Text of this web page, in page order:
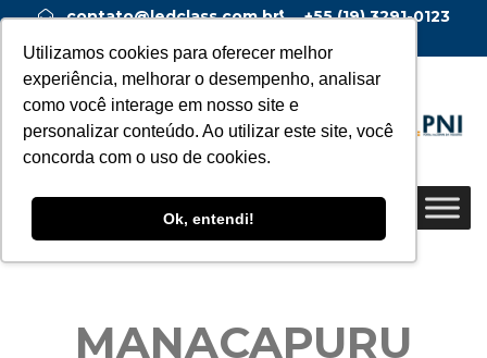
Utilizamos cookies para oferecer melhor
experiência, melhorar o desempenho, analisar
como você interage em nosso site e
personalizar conteúdo. Ao utilizar este site, você
concorda com o uso de cookies.
Ok, entendi!
contato@ledclass.com.br
+55 (19) 3291-0123
MANACAPURU